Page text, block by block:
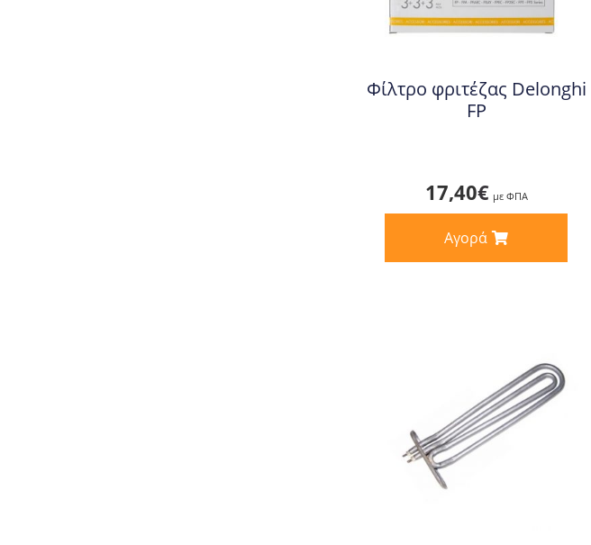
Φίλτρο φριτέζας Delonghi
FP
17,40€ με ΦΠΑ
Αγορά